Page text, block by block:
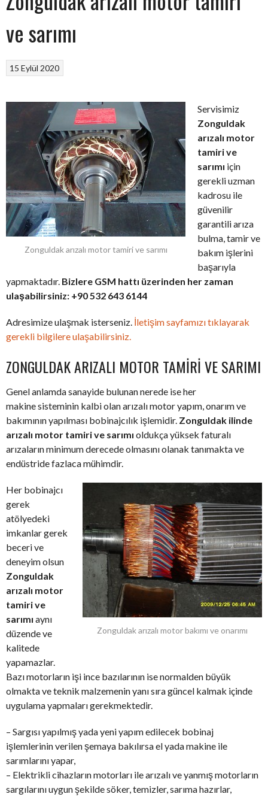
ve sarımı
15 Eylül 2020
Zonguldak arızalı motor tamiri ve sarımı
Servisimiz
Zonguldak
arızalı motor
tamiri ve
sarımı için
gerekli uzman
kadrosu ile
güvenilir
garantili arıza
bulma, tamir ve
bakım işlerini
başarıyla
yapmaktadır. Bizlere GSM hattı üzerinden her zaman
ulaşabilirsiniz: +90 532 643 6144
Adresimize ulaşmak isterseniz. İletişim sayfamızı tıklayarak
gerekli bilgilere ulaşabilirsiniz.
ZONGULDAK ARIZALI MOTOR TAMIRI VE SARIMI
Genel anlamda sanayide bulunan nerede ise her
makine sisteminin kalbi olan arızalı motor yapım, onarım ve
bakımının yapılması bobinajcılık işlemidir. Zonguldak ilinde
arızalı motor tamiri ve sarımı oldukça yüksek faturalı
arızaların minimum derecede olmasını olanak tanımakta ve
endüstride fazlaca mühimdir.
Zonguldak arızalı motor bakımı ve onarımı
Her bobinajcı
gerek
atölyedeki
imkanlar gerek
beceri ve
deneyim olsun
Zonguldak
arızalı motor
tamiri ve
sarımı aynı
düzende ve
kalitede
yapamazlar.
Bazı motorların işi ince bazılarının ise normalden büyük
olmakta ve teknik malzemenin yanı sıra güncel kalmak içinde
uygulama yapmaları gerekmektedir.
– Sargısı yapılmış yada yeni yapım edilecek bobinaj
işlemlerinin verilen şemaya bakılırsa el yada makine ile
sarımlarını yapar,
– Elektrikli cihazların motorları ile arızalı ve yanmış motorların
sargılarını uygun şekilde söker, temizler, sarıma hazırlar,